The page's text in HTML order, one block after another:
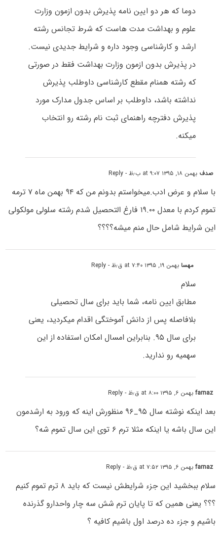
دوما که هر دو ایین نامه پذیرش بدون ازمون وزارت
علوم و بهداشت مدت هاست که شرط تجانس رشته
ارشد و کارشناسی وجود داره و شرایط جدیدی نیست.
در پذیرش بدون ازمون وزارت بهداشت فقط در صورتی
که رشته همنام مقطع کارشناسی داوطلب پذیرش
نداشته باشد، داوطلب بر اساس جدول مدارک مورد
پذیرش دفترچه راهنمای ثبت نام رشته رو انتخاب
میکنه.
صدف بهمن ۱۸, ۱۳۹۵ at ۹:۰۷ ب٫ظ - Reply
با سلام و عرض ادب.میخواستم بدونم من که ۹۴ بهمن ماه ۷ ترمه
تموم کردم با معدل ۱۹.۰۰ فارغ التحصیل شدم رشته سلولی مولکولی
این شرایط شامل حال منم میشه؟؟؟؟
مهسابهمن ۱۹, ۱۳۹۵ at ۷:۴۰ ق٫ظ - Reply
سلام
مطابق ایین نامه، شما باید برای سال تحصیلی
بلافاصله پس از دانش آموختگی اقدام میکردید، یعنی
برای سال ۹۵. بنابراین امسال امکان استفاده از این
سهمیه رو ندارید.
farnazبهمن ۶, ۱۳۹۵ at ۸:۰۰ ق٫ظ - Reply
بعد اینکه نوشته سال ۹۵_۹۶ منظورش اینه که ورود به ارشدمون
این سال باشه یا اینکه مثلا ترم ۶ توی این سال تموم شه؟
farnazبهمن ۶, ۱۳۹۵ at ۷:۵۲ ق٫ظ - Reply
سلام ببخشید این جزء شرایطش نیست که باید ۸ ترم تموم کنیم
؟؟؟ یعنی همین که تا پایان ترم شش سه چار واحدارو گذرنده
باشیم و جزء ده درصد اول باشیم کافیه ؟